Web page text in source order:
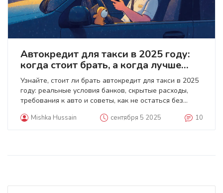
Автокредит для такси в 2025 году:
когда стоит брать, а когда лучше
арендовать
Узнайте, стоит ли брать автокредит для такси в 2025
году: реальные условия банков, скрытые расходы,
требования к авто и советы, как не остаться без
Mishka Hussain сентября 5 2025 10